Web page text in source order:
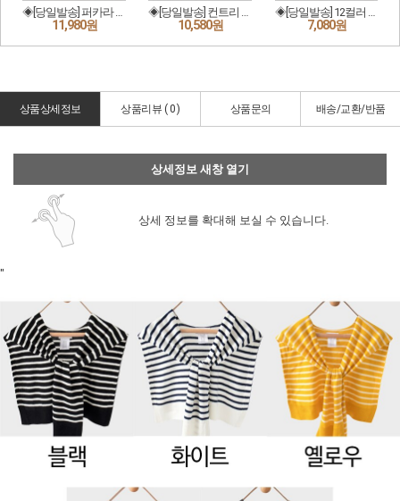
상품상세정보 상품리뷰 (0) 상품문의 배송/교환/반품
상세정보 새창 열기
상세 정보를 확대해 보실 수 있습니다.
"